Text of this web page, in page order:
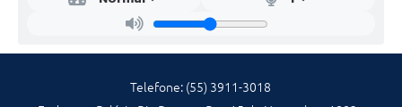
Telefone: (55) 3911-3018